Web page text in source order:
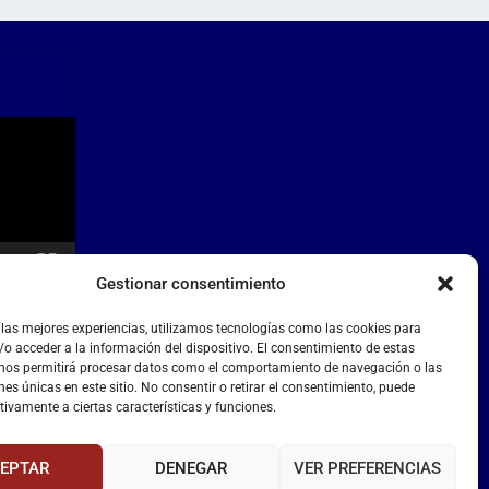
Gestionar consentimiento
mejores experiencias, utilizamos tecnologías como las cookies para
acceder a la información del dispositivo. El consentimiento de estas
permitirá procesar datos como el comportamiento de navegación o las
únicas en este sitio. No consentir o retirar el consentimiento, puede
a ciertas características y funciones.
DENEGAR VER PREFERENCIAS